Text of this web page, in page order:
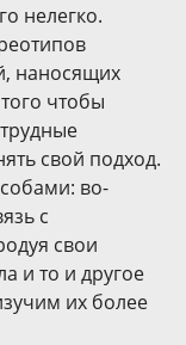
нелегко.
наносящих
чтобы
свой подход.
во-
с
свои
и то и другое
их более